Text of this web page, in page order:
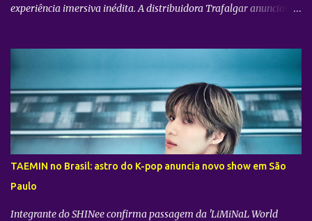
experiência imersiva inédita. A distribuidora Trafalgar anunciou o
realizado diretamente do YouTube Theater , na cidade de Los
Angeles (EUA). O objetivo da ação é proporcionar ao público uma
vivência cinematográfica com som e imagem de alta qualidade,
conectando os fãs de todo o mundo à energia da primeira turnê
mundial do quinteto. Produzido pela gigante do entretenimento
asiático HYBE e distribuído globalmente pela Trafalgar, o evento
promete transportar o fandom — conhecido oficialmente como
COERS — para o centro da apresentação. Como um bônus especial
para as sessões nos cine...
TAEMIN no Brasil: astro do K-pop anuncia novo show em São
Paulo
Integrante do SHINee confirma passagem da 'LiMiNaL World